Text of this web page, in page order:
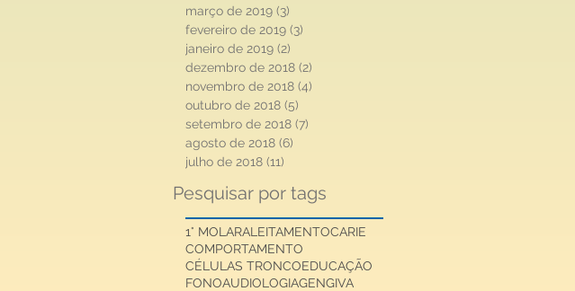
março de 2019 (3)
fevereiro de 2019 (3)
janeiro de 2019 (2)
dezembro de 2018 (2)
novembro de 2018 (4)
outubro de 2018 (5)
setembro de 2018 (7)
agosto de 2018 (6)
julho de 2018 (11)
Pesquisar por tags
1° MOLARALEITAMENTOCARIE
COMPORTAMENTO
CÉLULAS TRONCOEDUCAÇÃO
FONOAUDIOLOGIAGENGIVA